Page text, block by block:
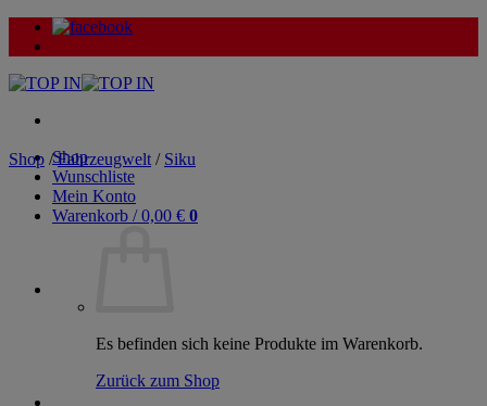
Zum
Inhalt
Shop
Wunschliste
Mein Konto
Warenkorb /0,00 € 0
Es befinden sich keine Produkte im Warenkorb.
Zurück zum Shop
Shop / Fahrzeugwelt / Siku